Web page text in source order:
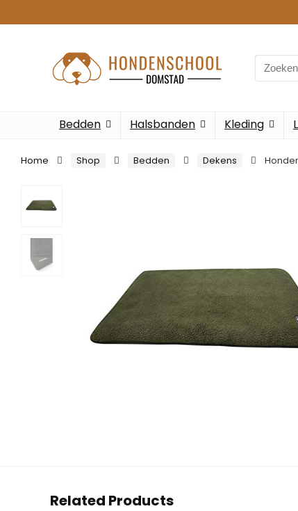
Search
for:
Bedden Halsbanden Kleding
Home Shop Bedden Dekens
Related Products